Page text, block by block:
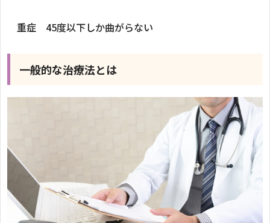
重症 45度以下しか曲がらない
一般的な治療法とは